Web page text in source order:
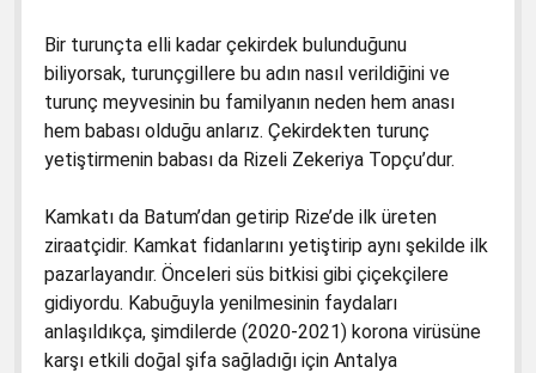
Bir turunçta elli kadar çekirdek bulunduğunu
biliyorsak, turunçgillere bu adın nasıl verildiğini ve
turunç meyvesinin bu familyanın neden hem anası
hem babası olduğu anlarız. Çekirdekten turunç
yetiştirmenin babası da Rizeli Zekeriya Topçu’dur.
Kamkatı da Batum’dan getirip Rize’de ilk üreten
ziraatçidir. Kamkat fidanlarını yetiştirip aynı şekilde ilk
pazarlayandır. Önceleri süs bitkisi gibi çiçekçilere
gidiyordu. Kabuğuyla yenilmesinin faydaları
anlaşıldıkça, şimdilerde (2020-2021) korona virüsüne
karşı etkili doğal şifa sağladığı için Antalya